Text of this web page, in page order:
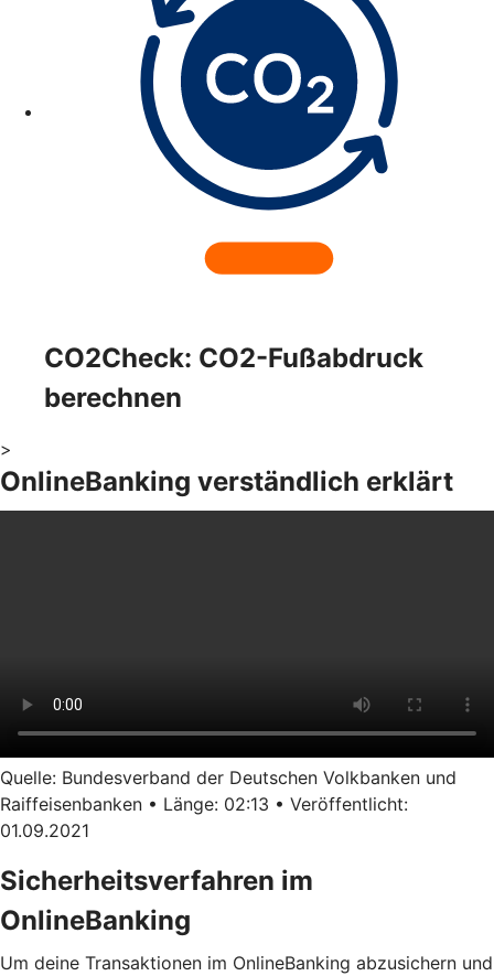
CO2Check: CO2-Fußabdruck
berechnen
>
OnlineBanking verständlich erklärt
Quelle: Bundesverband der Deutschen Volkbanken und
Raiffeisenbanken • Länge: 02:13 • Veröffentlicht:
01.09.2021
Sicherheitsverfahren im
OnlineBanking
Um deine Transaktionen im OnlineBanking abzusichern und